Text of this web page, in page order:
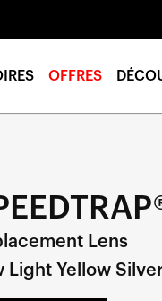
OFFRES
Lens
Light Yellow